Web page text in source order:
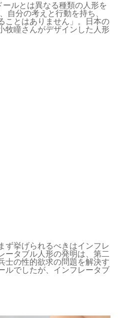
ルとは異なる種類の人形を
自分の考えと行動を持ち、
ことはありません」。日本の
牧瞳さんがデザインした人形
ず挙げられるべきはインフレ
ータブル人形の発明は、第二
士の性的欲求の問題を解決す
ルでしたが、インフレータブ